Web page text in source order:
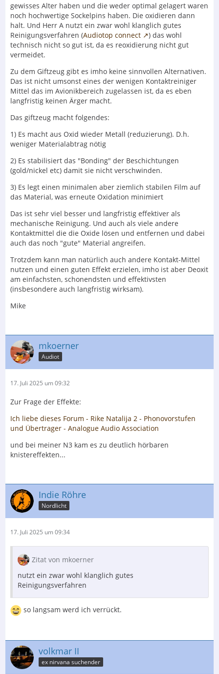
gewisses Alter haben und die weder optimal gelagert waren
noch hochwertige Sockelpins haben. Die oxidieren dann
halt. Und Herr A nutzt ein zwar wohl klanglich gutes
Reinigungsverfahren (Audiotop connect
) das wohl
technisch nicht so gut ist, da es reoxidierung nicht gut
vermeidet.
Zu dem Giftzeug gibt es imho keine sinnvollen Alternativen.
Das ist nicht umsonst eines der wenigen Kontaktreiniger
Mittel das im Avionikbereich zugelassen ist, da es eben
langfristig keinen Ärger macht.
Das giftzeug macht folgendes:
1) Es macht aus Oxid wieder Metall (reduzierung). D.h.
weniger Materialabtrag nötig
2) Es stabilisiert das "Bonding" der Beschichtungen
(gold/nickel etc) damit sie nicht verschwinden.
3) Es legt einen minimalen aber ziemlich stabilen Film auf
das Material, was erneute Oxidation minimiert
Das ist sehr viel besser und langfristig effektiver als
mechanische Reinigung. Und auch als viele andere
Kontaktmittel die die Oxide lösen und entfernen und dabei
auch das noch "gute" Material angreifen.
Trotzdem kann man natürlich auch andere Kontakt-Mittel
nutzen und einen guten Effekt erzielen, imho ist aber Deoxit
am einfachsten, schonendsten und effektivsten
(insbesondere auch langfristig wirksam).
Mike
mkoerner
Audiot
17. Juli 2025 um 09:32
Zur Frage der Effekte:
Ich liebe dieses Forum - Rike Natalija 2 - Phonovorstufen
und Übertrager - Analogue Audio Association
und bei meiner N3 kam es zu deutlich hörbaren
knistereffekten...
Indie Röhre
Nordlicht
17. Juli 2025 um 09:34
Zitat von mkoerner
nutzt ein zwar wohl klanglich gutes
Reinigungsverfahren
so langsam werd ich verrückt.
volkmar II
ex nirvana suchender